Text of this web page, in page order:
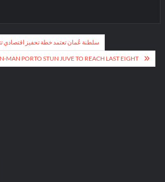
سلطنة عُمان تعتمد خطة تحفيز اقتصادي
MAN PORTO STUN JUVE TO REACH LAST EIGHT